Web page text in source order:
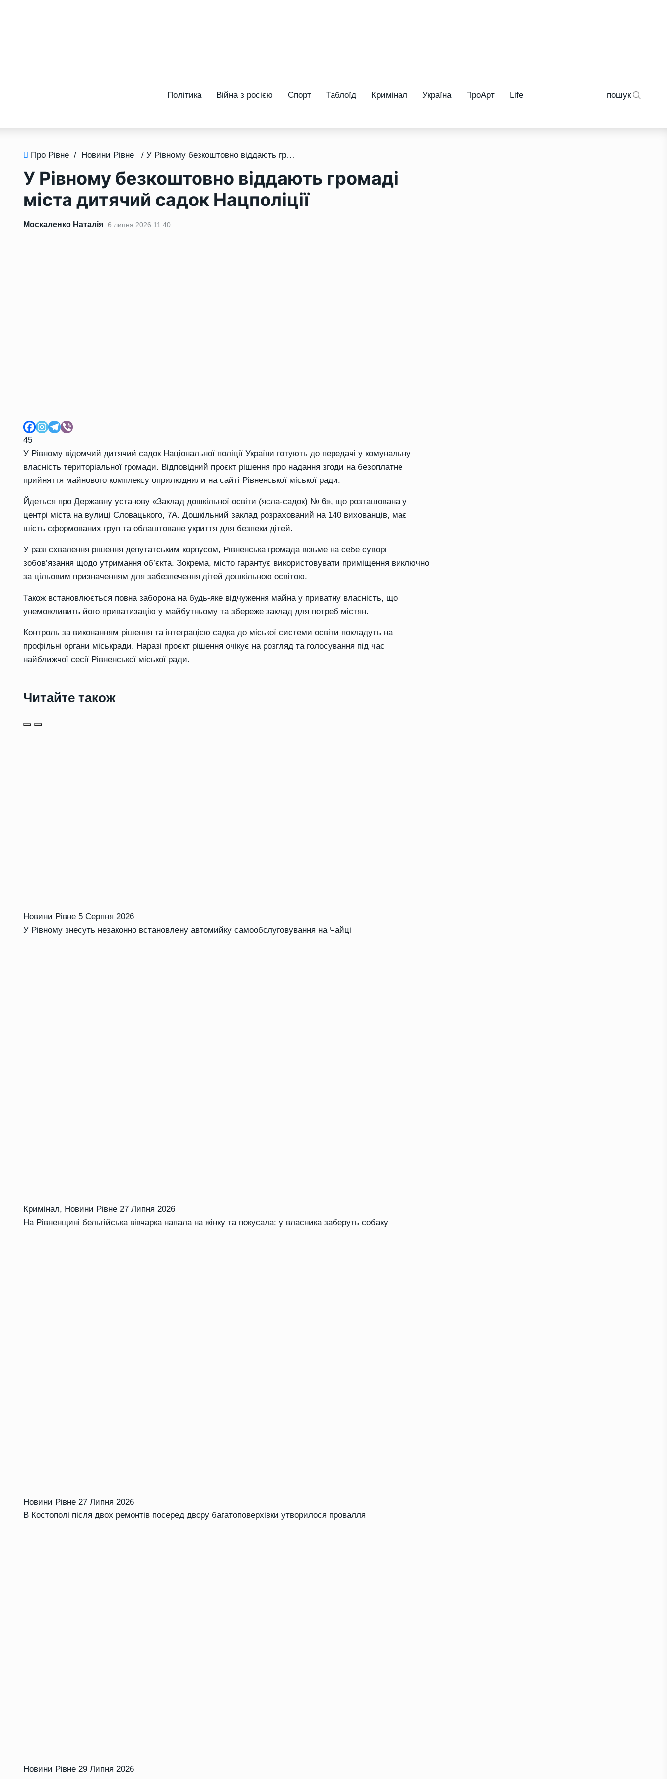
Політика Війна з росією Спорт Таблоїд Кримінал Україна ПроАрт Life пошук
Про Рівне / Новини Рівне / У Рівному безкоштовно віддають громаді міста дитячий садок Нацполіції
У Рівному безкоштовно віддають громаді
міста дитячий садок Нацполіції
Москаленко Наталія 6 липня 2026 11:40
45
У Рівному відомчий дитячий садок Національної поліції України готують до передачі у комунальну
власність територіальної громади. Відповідний проєкт рішення про надання згоди на безоплатне
прийняття майнового комплексу оприлюднили на сайті Рівненської міської ради.
Йдеться про Державну установу «Заклад дошкільної освіти (ясла-садок) № 6», що розташована у
центрі міста на вулиці Словацького, 7А. Дошкільний заклад розрахований на 140 вихованців, має
шість сформованих груп та облаштоване укриття для безпеки дітей.
У разі схвалення рішення депутатським корпусом, Рівненська громада візьме на себе суворі
зобов’язання щодо утримання об’єкта. Зокрема, місто гарантує використовувати приміщення виключно
за цільовим призначенням для забезпечення дітей дошкільною освітою.
Також встановлюється повна заборона на будь-яке відчуження майна у приватну власність, що
унеможливить його приватизацію у майбутньому та збереже заклад для потреб містян.
Контроль за виконанням рішення та інтеграцією садка до міської системи освіти покладуть на
профільні органи міськради. Наразі проєкт рішення очікує на розгляд та голосування під час
найближчої сесії Рівненської міської ради.
Читайте також
Новини Рівне 5 Серпня 2026
У Рівному знесуть незаконно встановлену автомийку самообслуговування на Чайці
Кримінал, Новини Рівне 27 Липня 2026
На Рівненщині бельгійська вівчарка напала на жінку та покусала: у власника заберуть собаку
Новини Рівне 27 Липня 2026
В Костополі після двох ремонтів посеред двору багатоповерхівки утворилося провалля
Новини Рівне 29 Липня 2026